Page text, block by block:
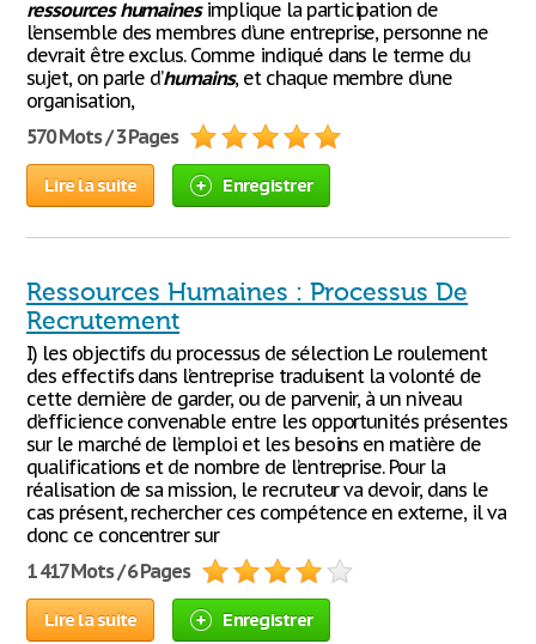
ressources humainesimplique la participation de
l’ensemble des membres d’une entreprise, personne ne
devrait être exclus. Comme indiqué dans le terme du
sujet, on parle d’humains, et chaque membre d’une
organisation,
570 Mots / 3 Pages
Lire la suite Enregistrer
Ressources Humaines : Processus De
Recrutement
I) les objectifs du processus de sélection Le roulement
des effectifs dans l’entreprise traduisent la volonté de
cette dernière de garder, ou de parvenir, à un niveau
d’efficience convenable entre les opportunités présentes
sur le marché de l’emploi et les besoins en matière de
qualifications et de nombre de l’entreprise. Pour la
réalisation de sa mission, le recruteur va devoir, dans le
cas présent, rechercher ces compétence en externe, il va
donc ce concentrer sur
1 417 Mots / 6 Pages
Lire la suite Enregistrer